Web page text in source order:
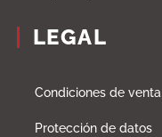
LEGAL
Condiciones de venta
Protección de datos